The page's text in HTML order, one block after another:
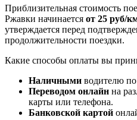
Приблизительная стоимость
Ржавки начинается от 25 руб/
утверждается перед
продолжительности поездки.
Какие способы оплаты вы
Наличными водителю
Переводом онлайн на
карты или телефона.
Банковской картой